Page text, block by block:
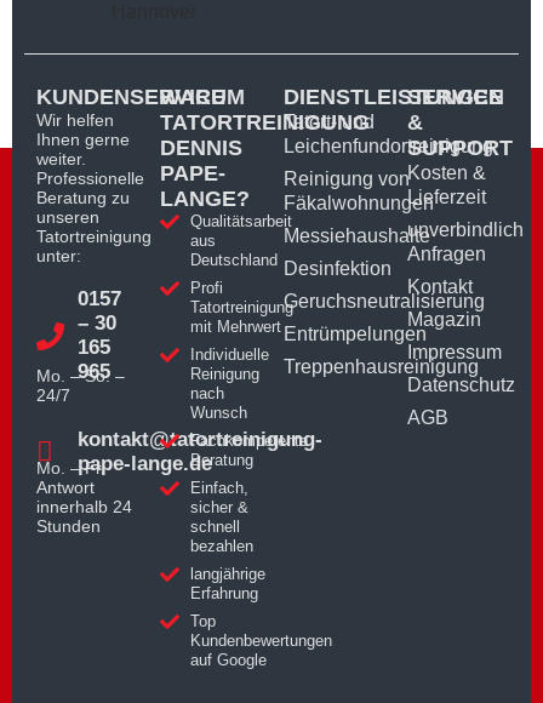
KUNDENSERVICE
Wir helfen
Ihnen gerne
weiter.
Professionelle
Beratung zu
unseren
Tatortreinigung
unter:
0157
– 30
165
965
Mo. – So. –
24/7
kontakt@tatortreinigung-
pape-lange.de
Mo. – Fr.
Antwort
innerhalb 24
Stunden
WARUM
TATORTREINIGUNG
DENNIS
PAPE-
LANGE?
Qualitätsarbeit
aus
Deutschland
Profi
Tatortreinigung
mit Mehrwert
Individuelle
Reinigung
nach
Wunsch
Fachkompetente
Beratung
Einfach,
sicher &
schnell
bezahlen
langjährige
Erfahrung
Top
Kundenbewertungen
auf Google
DIENSTLEISTUNGEN
Tatort- und
Leichenfundortreinigung
Reinigung von
Fäkalwohnungen
Messiehaushalte
Desinfektion
Geruchsneutralisierung
Entrümpelungen
Treppenhausreinigung
SERVICE
&
SUPPORT
Kosten &
Lieferzeit
unverbindlich
Anfragen
Kontakt
Magazin
Impressum
Datenschutz
AGB